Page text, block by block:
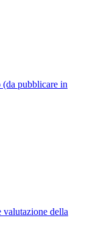
pubblicare in
valutazione della